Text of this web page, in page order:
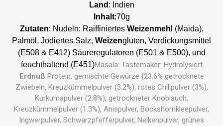
Land : Indien
Inhalt:70g
Zutaten: Nudeln: Raiffiniertes Weizenmeh l (Maida),
Palmöl, Jodiertes Salz, Weizengluten, Verdickungsmittel
(E508 & E412) Säureregulatoren (E501 & E500), und
feuchthaltend (E451)Masala: Tastemaker: Hydrolysiert
Erdnuß Protein, gemischte Gewürze {23.6% getrocknete
Zwiebeln, Kreuzkümmelpulver (3.2%), rotes Chilipulver (3%),
Kurkumapulver (2.8%), getrockneter Knoblauch,
Kreuzkümmelpulver (1.3%), Anispulver, Bockshornkleepulver,
Ingwerpulver, Schwarzpfefferpulver, Nelkenpulver, grünes